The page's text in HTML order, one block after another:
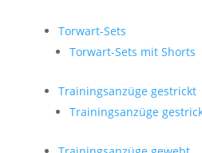
Torwart-Sets
Torwart-Sets mit Shorts
Trainingsanzüge gestrickt
Trainingsanzüge